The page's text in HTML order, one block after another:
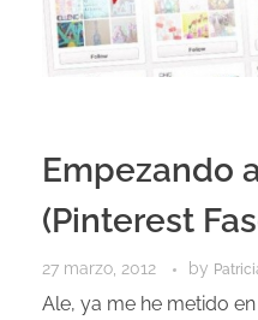
Empezando
(Pinterest
27 marzo, 2012 by
Ale, ya me he metido